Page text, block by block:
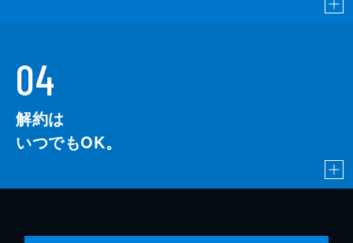
04
解約は
いつでもOK。